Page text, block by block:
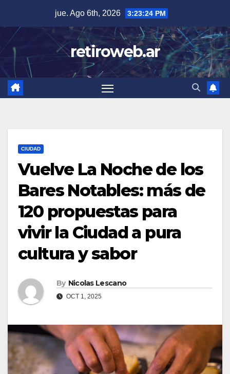
content
jue. Ago 6th, 2026 3:23:25 PM
retiroweb.ar
CIUDAD
Vuelve La Noche de los
Bares Notables: más de
120 propuestas para
vivir la Ciudad a pura
cultura y sabor
By Nicolas Lescano
OCT 1, 2025